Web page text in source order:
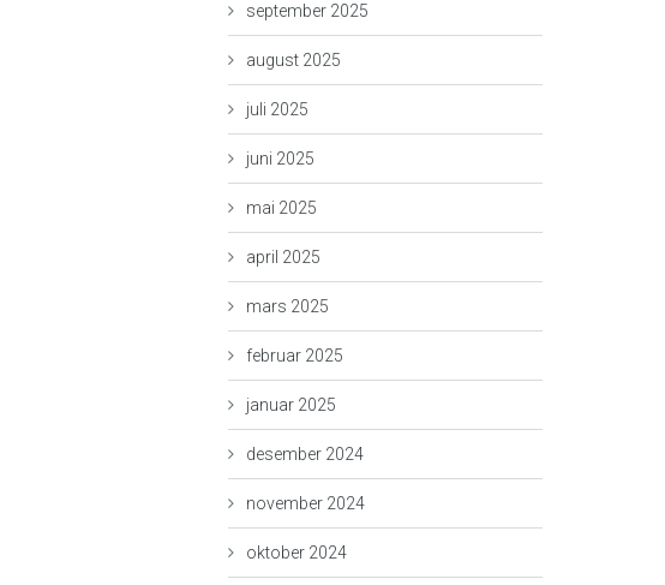
september 2025
august 2025
juli 2025
juni 2025
mai 2025
april 2025
mars 2025
februar 2025
januar 2025
desember 2024
november 2024
oktober 2024